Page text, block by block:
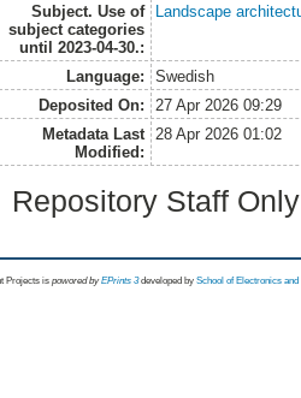
Subject. Use of
subject categories
until 2023-04-30.:
Landscape
Language:
Swedish
Deposited On:
27 Apr 2026 09:29
Metadata Last
Modified:
28 Apr 2026 01:02
Repository Staff
Projects is powored byEPrints 3 developed by School of Electronics